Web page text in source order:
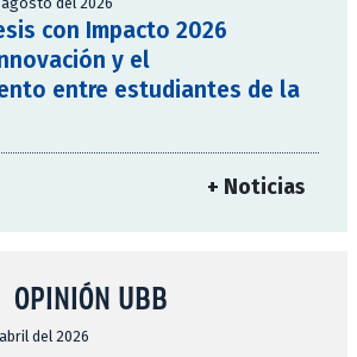
con Impacto 2026
y el
entre estudiantes de la
+ Noticias
OPINIÓN UBB
del 2026